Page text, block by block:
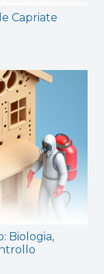
Capriate
Biologia,